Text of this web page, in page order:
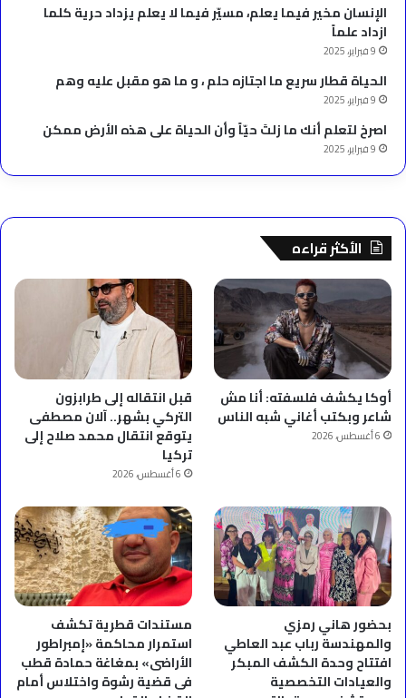
الإنسان مخير فيما يعلم، مسيّر فيما لا يعلم يزداد حرية كلما
ازداد علماً
9 فبراير، 2025
الحياة قطار سريع ما اجتازه حلم ، و ما هو مقبل عليه وهم
9 فبراير، 2025
‫اصرخ لتعلم أنك ما زلتَ حيّاً وأن الحياة على هذه الأرض ممكن
9 فبراير، 2025
الأكثر قراءه
أوكا يكشف فلسفته: أنا مش
شاعر وبكتب أغاني شبه الناس
6 أغسطس، 2026
قبل انتقاله إلى طرابزون
التركي بشهر.. آلان مصطفى
يتوقع انتقال محمد صلاح إلى
تركيا
6 أغسطس، 2026
بحضور هاني رمزي
والمهندسة رباب عبد العاطي
افتتاح وحدة الكشف المبكر
والعيادات التخصصية
مستندات قطرية تكشف
استمرار محاكمة «إمبراطور
الأراضى» بمغاغة حمادة قطب
فى قضية رشوة واختلاس أمام